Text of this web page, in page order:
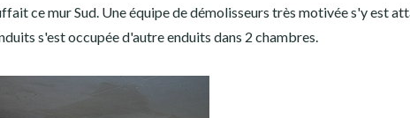
ce mur Sud. Une équipe de démolisseurs très motivée s'y est
s'est occupée d'autre enduits dans 2 chambres.